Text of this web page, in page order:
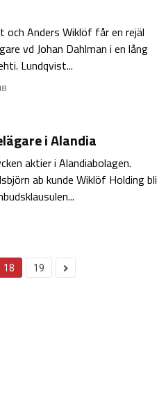
och Anders Wiklöf får en rejäl
vd Johan Dahlman i en lång
Lundqvist...
i Alandia
aktier i Alandiabolagen.
ab kunde Wiklöf Holding bli
18 19